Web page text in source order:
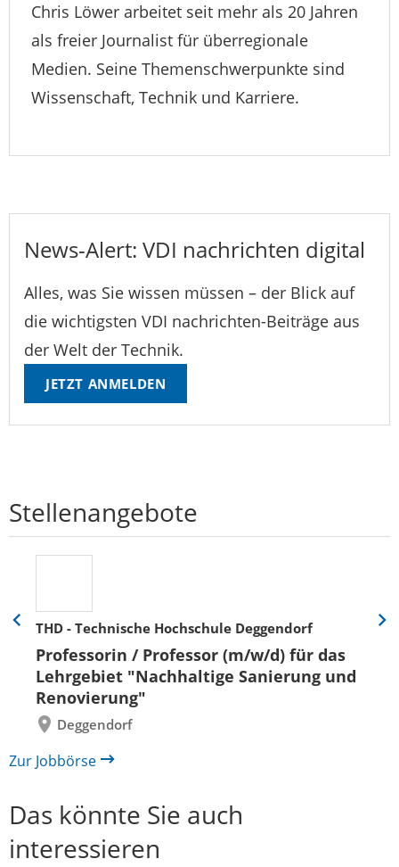
Chris Löwer arbeitet seit mehr als 20 Jahren
als freier Journalist für überregionale
Medien. Seine Themenschwerpunkte sind
Wissenschaft, Technik und Karriere.
News-Alert: VDI nachrichten digital
Alles, was Sie wissen müssen – der Blick auf
die wichtigsten VDI nachrichten-Beiträge aus
der Welt der Technik.
JETZT ANMELDEN
Stellenangebote
THD - Technische Hochschule Deggendorf
Professorin / Professor (m/w/d) für das
Lehrgebiet "Nachhaltige Sanierung und
Renovierung"
Deggendorf
Eine
zurück
Eine
Zur Jobbörse
Das könnte Sie auch
interessieren